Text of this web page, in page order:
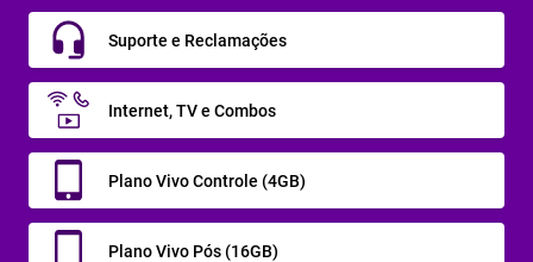
Suporte e Reclamações
Internet, TV e Combos
Plano Vivo Controle (4GB)
Plano Vivo Pós (16GB)